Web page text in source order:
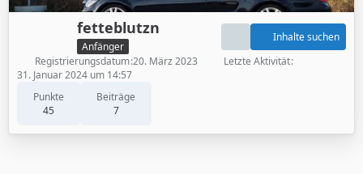
fetteblutzn
Anfänger
Punkte
45
Beiträge
7
Inhalte suchen
Registrierungsdatum 20. März 2023
Letzte Aktivität
31. Januar 2024 um 14:57